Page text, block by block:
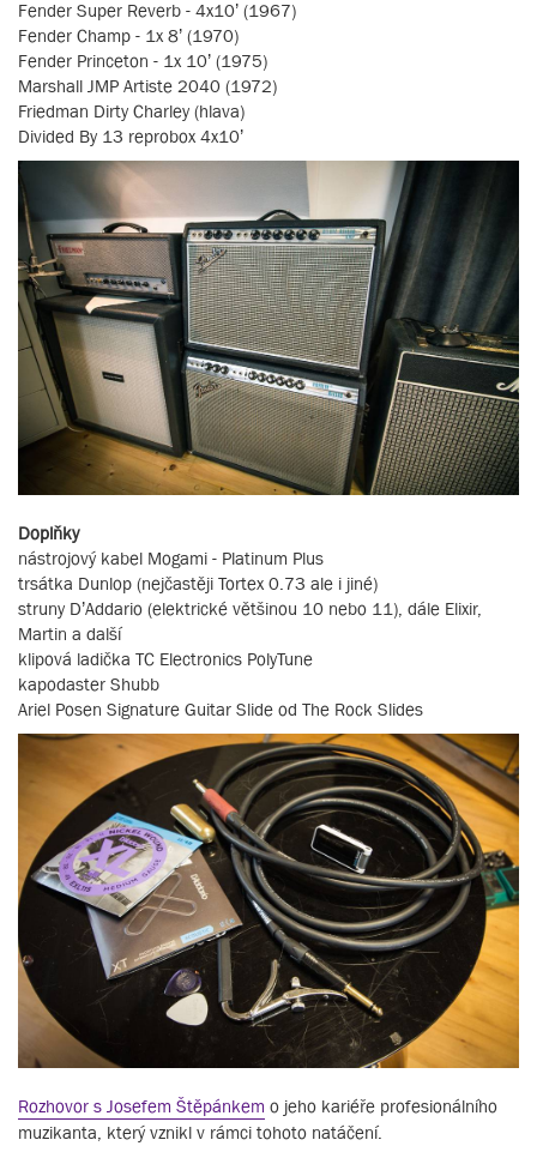
Fender Super Reverb - 4x10’ (1967)
Fender Champ - 1x 8’ (1970)
Fender Princeton - 1x 10’ (1975)
Marshall JMP Artiste 2040 (1972)
Friedman Dirty Charley (hlava)
Divided By 13 reprobox 4x10’
Doplňky
nástrojový kabel Mogami - Platinum Plus
trsátka Dunlop (nejčastěji Tortex 0.73 ale i jiné)
struny D’Addario (elektrické většinou 10 nebo 11), dále Elixir,
Martin a další
klipová ladička TC Electronics PolyTune
kapodaster Shubb
Ariel Posen Signature Guitar Slide od The Rock Slides
Rozhovor s Josefem Štěpánkem o jeho kariéře profesionálního
muzikanta, který vznikl v rámci tohoto natáčení.